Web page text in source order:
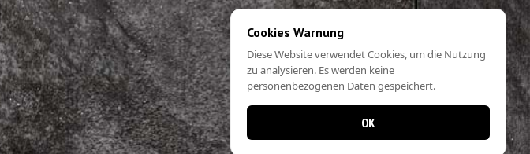
Cookies Warnung
Diese Website verwendet Cookies, um die Nutzung
zu analysieren. Es werden keine
personenbezogenen Daten gespeichert.
OK